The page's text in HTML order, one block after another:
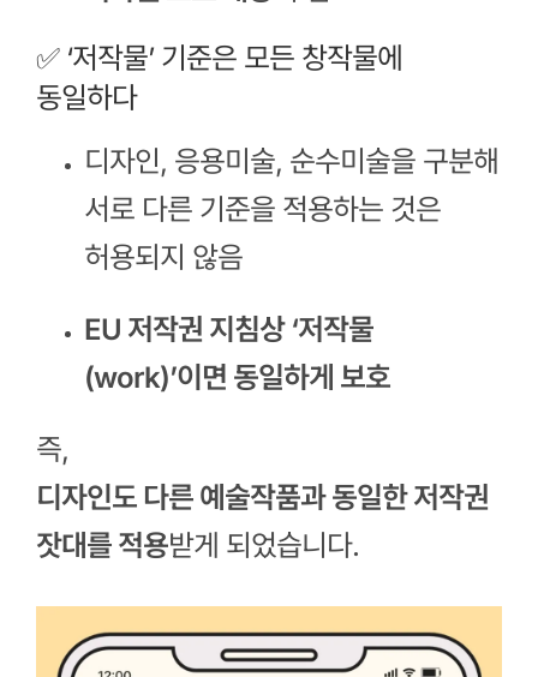
✅ ‘저작물’ 기준은 모든 창작물에
동일하다
디자인, 응용미술, 순수미술을 구분해
서로 다른 기준을 적용하는 것은
허용되지 않음
EU 저작권 지침상 ‘저작물
(work)’이면 동일하게 보호
즉,
디자인도 다른 예술작품과 동일한 저작권
잣대를 적용받게 되었습니다.